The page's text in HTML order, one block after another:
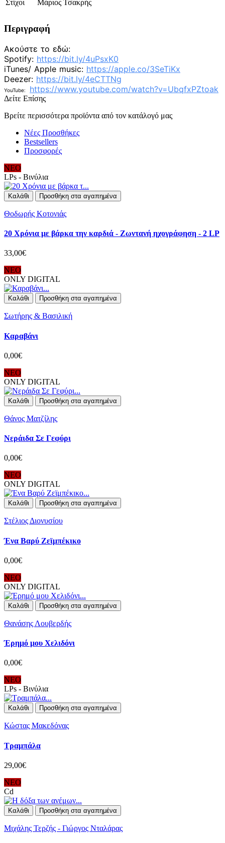
Στίχοι Μάριος Τσακρής
Περιγραφή
Ακούστε το εδώ:
Spotify: https://bit.ly/4uPsxK0
iTunes/ Apple music: https://apple.co/3SeTiKx
Deezer: https://bit.ly/4eCTTNg
YouTube: https://www.youtube.com/watch?v=UbqfxPZtoak
Δείτε Επίσης
Βρείτε περισσότερα προϊόντα από τον κατάλογό μας
Νέες Προσθήκες
Bestsellers
Προσφορές
ΝΕΟ
LPs - Βινύλια
Καλάθι Προσθήκη στα αγαπημένα
Θοδωρής Κοτονιάς
20 Χρόνια με βάρκα την καρδιά - Ζωντανή ηχογράφηση - 2 LP
33,00€
ΝΕΟ
ONLY DIGITAL
Καλάθι Προσθήκη στα αγαπημένα
Σωτήρης & Βασιλική
Καραβάνι
0,00€
ΝΕΟ
ONLY DIGITAL
Καλάθι Προσθήκη στα αγαπημένα
Θάνος Ματζίλης
Νεράιδα Σε Γεφύρι
0,00€
ΝΕΟ
ONLY DIGITAL
Καλάθι Προσθήκη στα αγαπημένα
Στέλιος Διονυσίου
Ένα Βαρύ Ζεϊμπέκικο
0,00€
ΝΕΟ
ONLY DIGITAL
Καλάθι Προσθήκη στα αγαπημένα
Θανάσης Λουβερδής
Έρημό μου Χελιδόνι
0,00€
ΝΕΟ
LPs - Βινύλια
Καλάθι Προσθήκη στα αγαπημένα
Κώστας Μακεδόνας
Τραμπάλα
29,00€
ΝΕΟ
Cd
Καλάθι Προσθήκη στα αγαπημένα
Μιχάλης Τερζής - Γιώργος Νταλάρας